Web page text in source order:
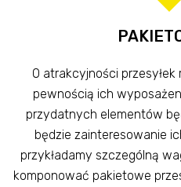
O atrakcyjności
pewnością ich
przydatnych elementów
będzie zainteresowanie
przykładamy szczególną
komponować pakietowe